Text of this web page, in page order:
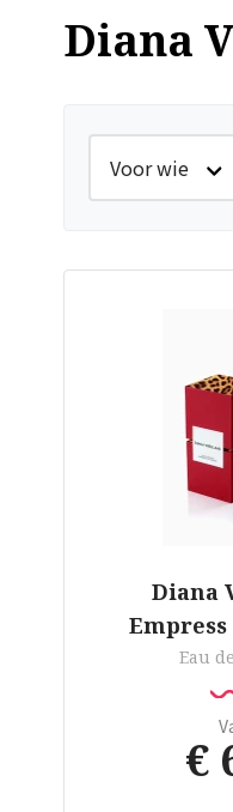
Diana
Voor wie
Diana
Empress
Eau
€